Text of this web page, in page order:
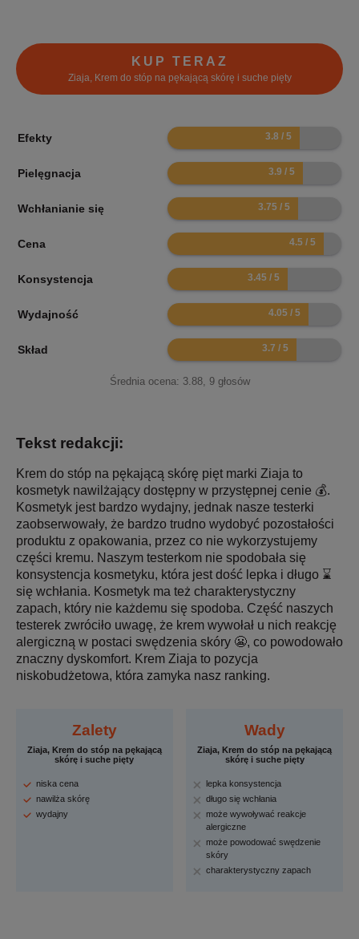
KUP TERAZ
Ziaja, Krem do stóp na pękającą skórę i suche pięty
Efekty 7.6
Pielęgnacja 7.8
Wchłanianie się 7.5
Cena 9
Konsystencja 6.9
Wydajność 8.1
Skład 7.4
Średnia ocena: 3.88, 9głosów
Tekst redakcji:
Krem do stóp na pękającą skórę pięt marki Ziaja to
kosmetyk nawilżający dostępny w przystępnej cenie 💰.
Kosmetyk jest bardzo wydajny, jednak nasze testerki
zaobserwowały, że bardzo trudno wydobyć pozostałości
produktu z opakowania, przez co nie wykorzystujemy
części kremu. Naszym testerkom nie spodobała się
konsystencja kosmetyku, która jest dość lepka i długo ⌛
się wchłania. Kosmetyk ma też charakterystyczny
zapach, który nie każdemu się spodoba. Część naszych
testerek zwróciło uwagę, że krem wywołał u nich reakcję
alergiczną w postaci swędzenia skóry 😬, co powodowało
znaczny dyskomfort. Krem Ziaja to pozycja
niskobudżetowa, która zamyka nasz ranking.
Zalety
Ziaja, Krem do stóp na pękającą
skórę i suche pięty
niska cena
nawilża skórę
wydajny
Wady
Ziaja, Krem do stóp na pękającą
skórę i suche pięty
lepka konsystencja
długo się wchłania
może wywoływać reakcje
alergiczne
może powodować swędzenie
skóry
charakterystyczny zapach